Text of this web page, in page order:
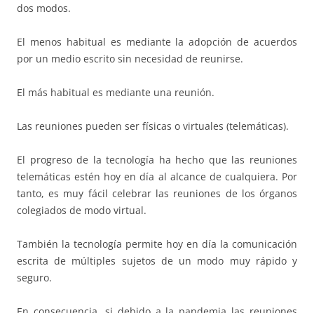
dos modos.
El menos habitual es mediante la adopción de acuerdos
por un medio escrito sin necesidad de reunirse.
El más habitual es mediante una reunión.
Las reuniones pueden ser físicas o virtuales (telemáticas).
El progreso de la tecnología ha hecho que las reuniones
telemáticas estén hoy en día al alcance de cualquiera. Por
tanto, es muy fácil celebrar las reuniones de los órganos
colegiados de modo virtual.
También la tecnología permite hoy en día la comunicación
escrita de múltiples sujetos de un modo muy rápido y
seguro.